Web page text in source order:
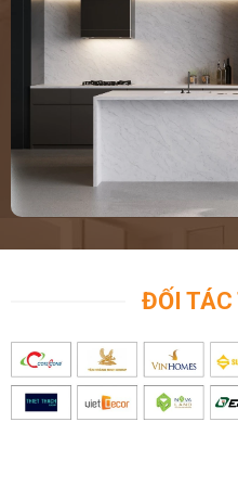
nếu như một ngày bạn không có
nhất là đối với những ngày hè
sống của bạn đâu còn có nhiều
Thiết bị vệ sinh thủa sơ khai
Sự đơn giản đến từ việc thiết kế
thuộc nhóm sứ như bồn cầu,
Bồn cầu thì chủ yếu là bồn cầu
gọi là chỗ để ngồi) và két nước.
cầu còn phô, chênh, tạo ra kẽ
còn bị méo, nắp két cập kênh.
Thời điểm này, các mẫu bàn
lỗ thoát nhiều khi bị méo mó…
đây chưa thông dụng như: Bồn
nước âm tường hoặc bệ tiểu
công trình kể cả trong nhà hay
mang tính đơn sơ, cồng kềnh
ĐỐI TÁC